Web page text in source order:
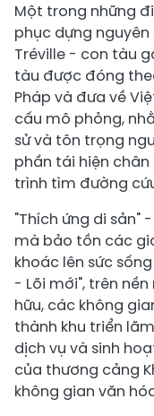
Một trong những
phục dựng
Tréville - con tàu
tàu được đóng
Pháp và đưa về
cấu mô phỏng,
sử và tôn trọng
phần tái hiện
trình tìm đường
"Thích ứng di sản"
mà bảo tồn các
khoác lên sức
- Lõi mới", trên
hữu, các không
thành khu triển
dịch vụ và sinh
của thương cảng
không gian văn